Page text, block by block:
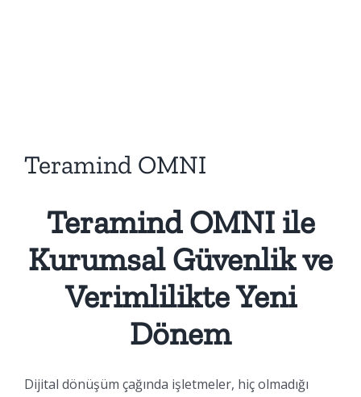
Teramind OMNI
Teramind OMNI ile
Kurumsal Güvenlik ve
Verimlilikte Yeni
Dönem
Dijital dönüşüm çağında işletmeler, hiç olmadığı